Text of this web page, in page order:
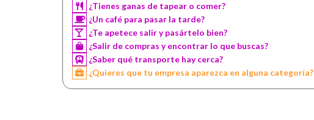
¿Tienes ganas de tapear o comer?
¿Un café para pasar la tarde?
¿Te apetece salir y pasártelo bien?
¿Salir de compras y encontrar lo que buscas?
¿Saber qué transporte hay cerca?
¿Quieres que tu empresa aparezca en alguna categoría?